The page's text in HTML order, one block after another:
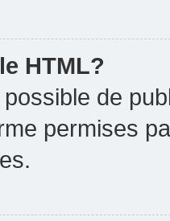
HTML?
possible de
permises